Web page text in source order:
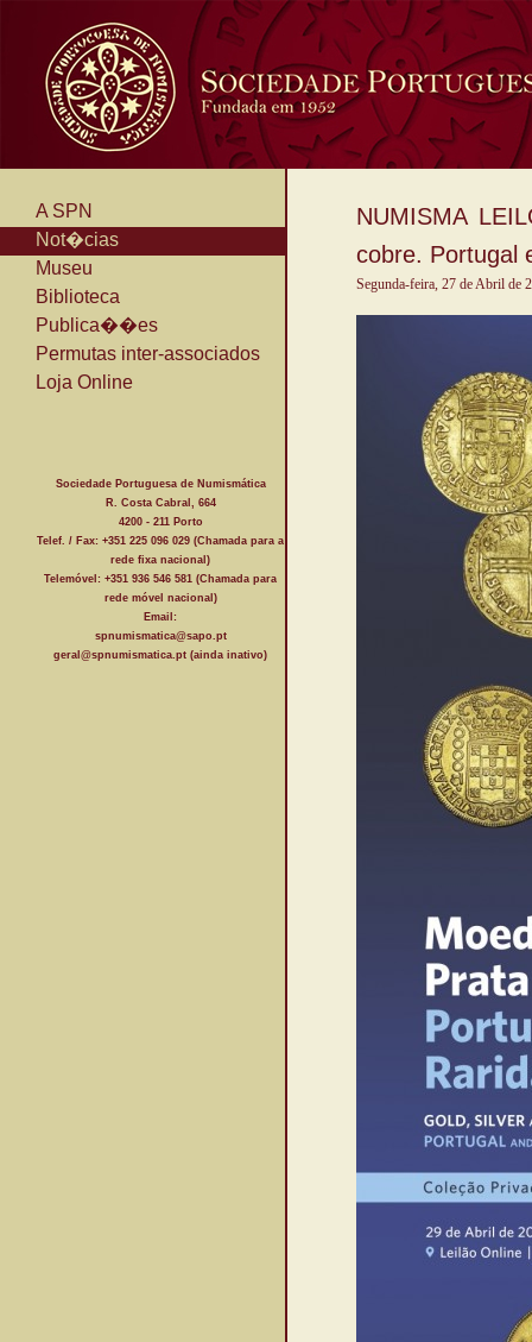
A SPN
Not�cias
Museu
Biblioteca
Publica��es
Permutas inter-associados
Loja Online
Sociedade Portuguesa de Numismática
R. Costa Cabral, 664
4200 - 211 Porto
Telef. / Fax: +351 225 096 029 (Chamada para a
rede fixa nacional)
Telemóvel: +351 936 546 581 (Chamada para
rede móvel nacional)
Email:
spnumismatica@sapo.pt
geral@spnumismatica.pt (ainda inativo)
NUMISMA
cobre. Portugal
Segunda-feira, 27 de Abril de